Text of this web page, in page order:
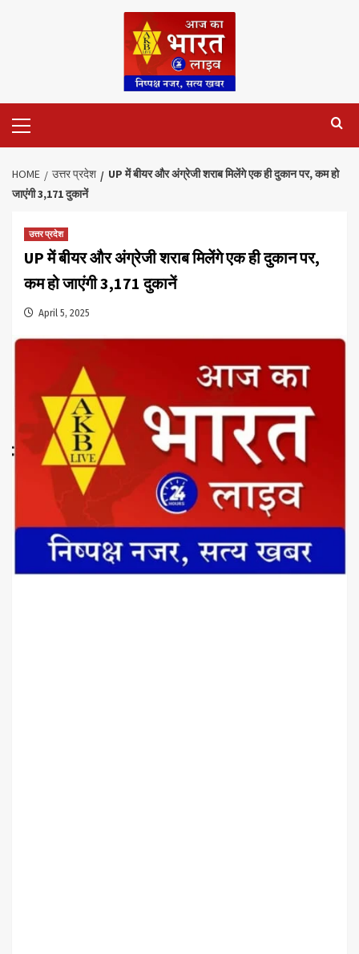
Menu
HOME उत्तर प्रदेश
UP में बीयर और अंग्रेजी शराब मिलेंगे एक ही दुकान पर, कम हो
जाएंगी 3,171 दुकानें
उत्तर प्रदेश
UP में बीयर और अंग्रेजी शराब मिलेंगे एक ही दुकान पर,
कम हो जाएंगी 3,171 दुकानें
April 5, 2025